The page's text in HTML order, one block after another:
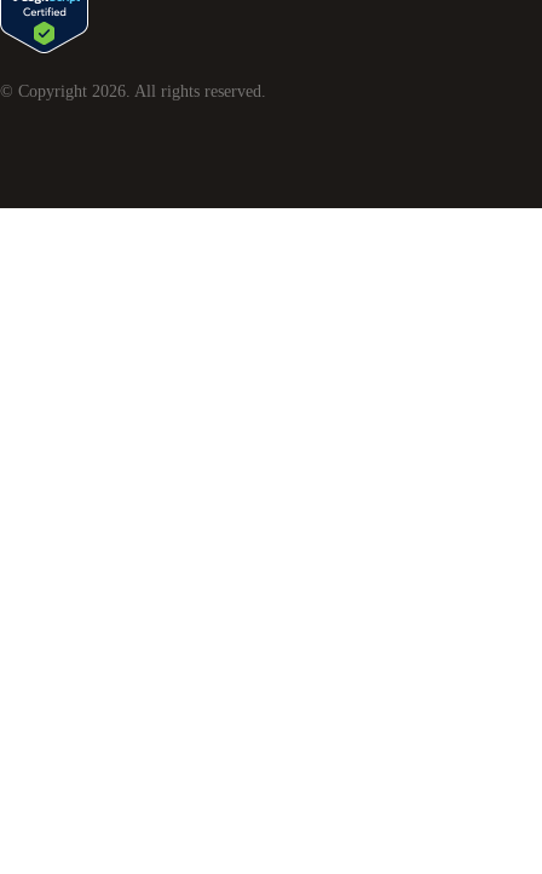
© Copyright 2026 . All rights reserved.